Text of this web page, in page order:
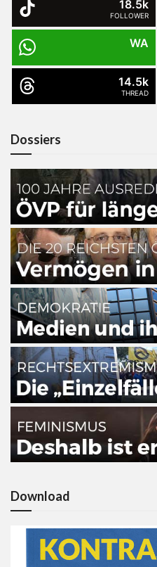
18.5k
FOLLOWER
WA
14.5k
THREAD
Dossiers
Download